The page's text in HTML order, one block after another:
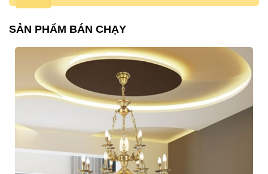
SẢN PHẨM BÁN CHẠY